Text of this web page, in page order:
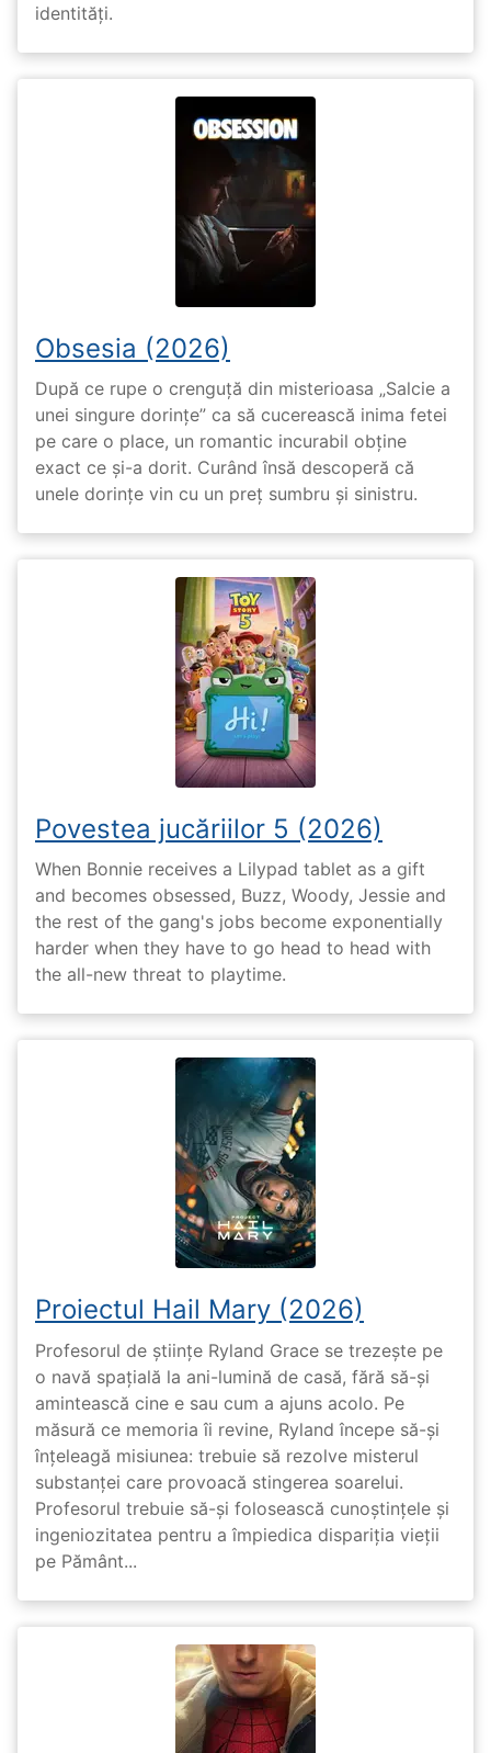
identități.
Obsesia (2026)
După ce rupe o crenguță din misterioasa „Salcie a
unei singure dorințe” ca să cucerească inima fetei
pe care o place, un romantic incurabil obține
exact ce și-a dorit. Curând însă descoperă că
unele dorințe vin cu un preț sumbru și sinistru.
Povestea jucăriilor 5 (2026)
When Bonnie receives a Lilypad tablet as a gift
and becomes obsessed, Buzz, Woody, Jessie and
the rest of the gang's jobs become exponentially
harder when they have to go head to head with
the all-new threat to playtime.
Proiectul Hail Mary (2026)
Profesorul de științe Ryland Grace se trezește pe
o navă spațială la ani-lumină de casă, fără să-și
amintească cine e sau cum a ajuns acolo. Pe
măsură ce memoria îi revine, Ryland începe să-și
înțeleagă misiunea: trebuie să rezolve misterul
substanței care provoacă stingerea soarelui.
Profesorul trebuie să-și folosească cunoștințele și
ingeniozitatea pentru a împiedica dispariția vieții
pe Pământ...